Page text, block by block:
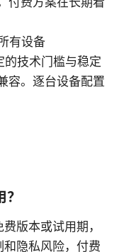
有设备
技术门槛与稳定
容。逐台设备配置
版本或试用期，
隐私风险，付费